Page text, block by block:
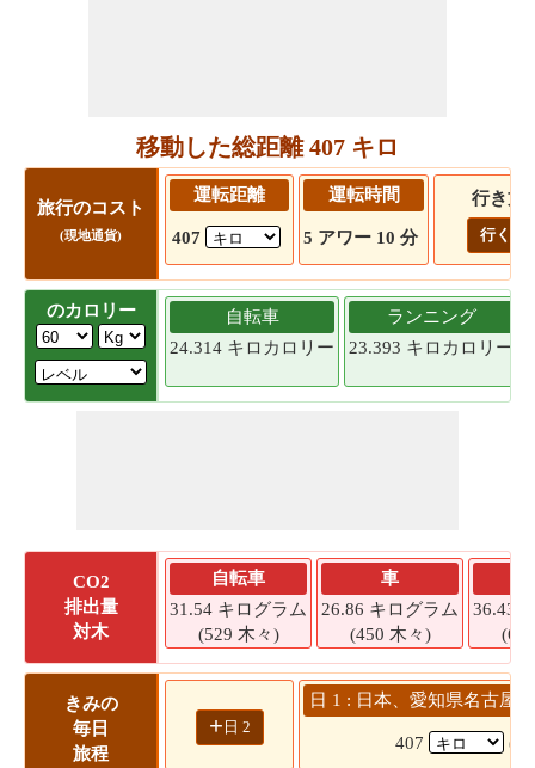
移動した総距離 407 キロ
旅行のコスト
(現地通貨)
運転距離
407
運転時間
5 アワー 10 分
行き方
行く!
のカロリー
自転車
24.314 キロカロリー
ランニング
23.393 キロカロリー
CO2
排出量
対木
自転車
31.54 キログラム
(529 木々)
車
26.86 キログラム
(450 木々)
36.43
きみの
毎日
旅程
+ 日 2
日 1 : 日本、愛知県名古屋
407 (5